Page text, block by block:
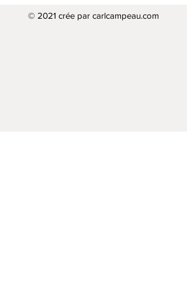
© 2021 crée par carlcampeau.com